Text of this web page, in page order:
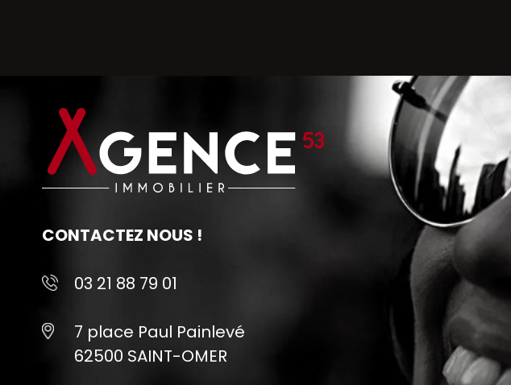
CONTACTEZ NOUS !
03 21 88 79 01
7 place Paul Painlevé
62500 SAINT-OMER